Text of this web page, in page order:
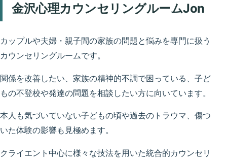
金沢心理カウンセリングルームJon
カップルや夫婦・親子間の家族の問題と悩みを専門に扱う
カウンセリングルームです。
関係を改善したい、家族の精神的不調で困っている、子ど
もの不登校や発達の問題を相談したい方に向いています。
本人も気づいていない子どもの頃や過去のトラウマ、傷つ
いた体験の影響も見極めます。
クライエント中心に様々な技法を用いた統合的カウンセリ